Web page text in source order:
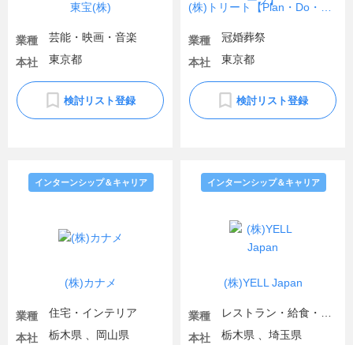
東宝(株)
業種
芸能・映画・音楽
本社
東京都
検討リスト登録
業種
冠婚葬祭
本社
東京都
検討リスト登録
(株)カナメ
インターンシップ＆キャリア
業種
住宅・インテリア
本社
栃木県 、岡山県
(株)YELL Japan
インターンシップ＆キャリア
業種
本社
栃木県 、埼玉県